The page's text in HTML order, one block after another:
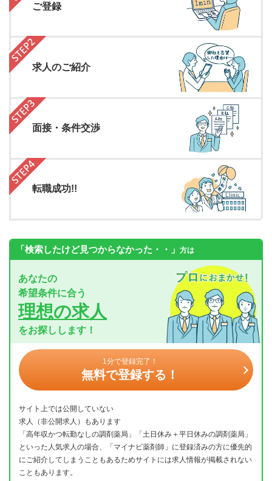
ご登録
求人のご紹介
面接・条件交渉
転職成功!!
「検索したけど見つからなかった・・」 方は
あなたの
希望条件に合う
理想の求人
をお探しします！
1分で登録完了！
無料で登録する！
サイト上では公開していない
求人（非公開求人）もあります
「高年収かつ転勤なしの調剤薬局」「土日休み＋平日休みの調剤薬局」
といった人気求人の場合、「マイナビ薬剤師」に登録済みの方に優先的
にご紹介してしまうこともあるためサイトには求人情報が掲載されない
こともあります。